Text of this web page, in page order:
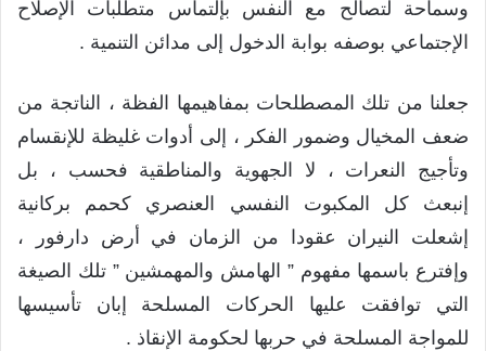
وسماحة لتصالح مع النفس بإلتماس متطلبات الإصلاح
الإجتماعي بوصفه بوابة الدخول إلى مدائن التنمية .
جعلنا من تلك المصطلحات بمفاهيمها الفظة ، الناتجة من
ضعف المخيال وضمور الفكر ، إلى أدوات غليظة للإنقسام
وتأجيج النعرات ، لا الجهوية والمناطقية فحسب ، بل
إنبعث كل المكبوت النفسي العنصري كحمم بركانية
إشعلت النيران عقودا من الزمان في أرض دارفور ،
وإفترع باسمها مفهوم ” الهامش والمهمشين ” تلك الصيغة
التي توافقت عليها الحركات المسلحة إبان تأسيسها
للمواجة المسلحة في حربها لحكومة الإنقاذ .